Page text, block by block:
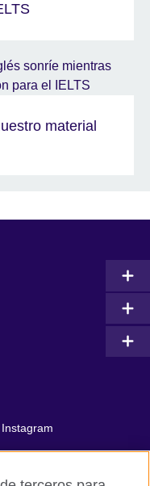
material
Instagram